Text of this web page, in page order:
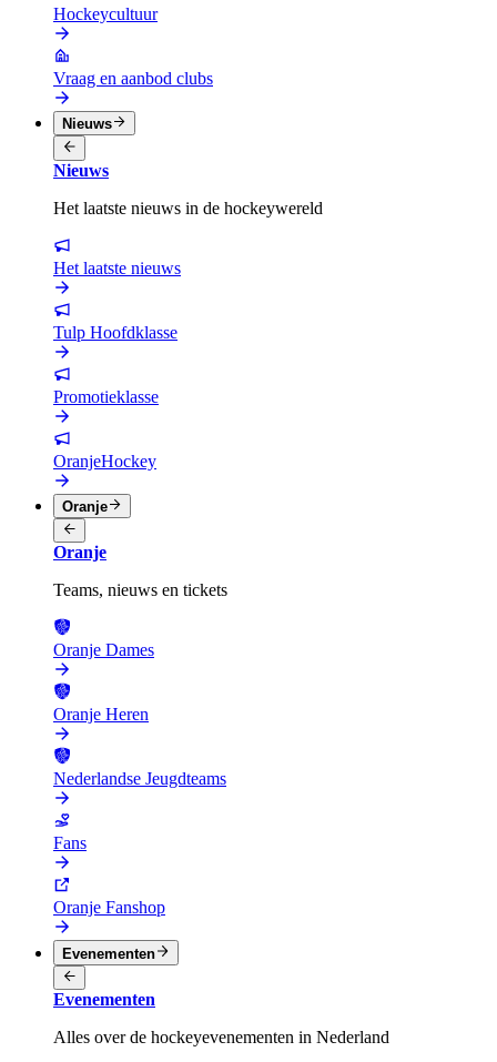
Hockeycultuur
Vraag en aanbod clubs
Nieuws
Nieuws
Het laatste nieuws in de hockeywereld
Het laatste nieuws
Tulp Hoofdklasse
Promotieklasse
OranjeHockey
Oranje
Oranje
Teams, nieuws en tickets
Oranje Dames
Oranje Heren
Nederlandse Jeugdteams
Fans
Oranje Fanshop
Evenementen
Evenementen
Alles over de hockeyevenementen in Nederland